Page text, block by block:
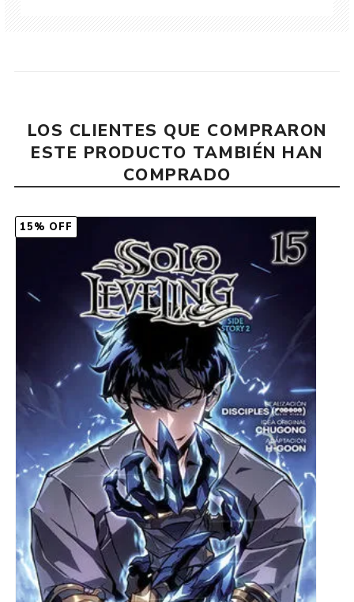
LOS CLIENTES QUE COMPRARON
ESTE PRODUCTO TAMBIÉN HAN
COMPRADO
15% OFF